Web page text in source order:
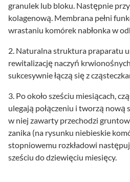
granulek lub bloku. Następnie
kolagenową. Membrana pełni
wrastaniu komórek nabłonka w
2. Naturalna struktura praparatu
rewitalizację naczyń
sukcesywnie łączą się z
3. Po około sześciu miesiącach,
ulegają połączeniu i tworzą
w niej zawarty przechodzi
zanika (na rysunku niebieskie
stopniowemu rozkładowi
sześciu do dziewięciu miesięcy.